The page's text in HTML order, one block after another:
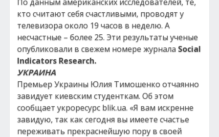
кто считают себя счастливыми, проводят у
телевизора около 19 часов в неделю. А
несчастные – более 25. Эти результаты ученые
опубликовали в свежем номере журнала Social
Indicators Research.
УКРАИНА
Премьер Украины Юлия Тимошенко отчаянно
завидует киевским студенткам. Об этом
сообщает укроресурс blik.ua. «Я вам искренне
завидую, так как сегодня вы имеете счастье
переживать прекраснейшую пору в своей